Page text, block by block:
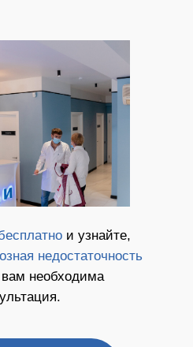
и узнайте,
недостаточность
вам необходима